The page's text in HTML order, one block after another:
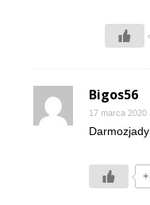
Bigos56
17 marca 2020